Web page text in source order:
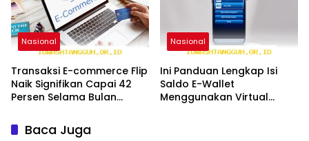
Nasional
Transaksi E-commerce Flip
Naik Signifikan Capai 42
Persen Selama Bulan
Nasional
Ini Panduan Lengkap Isi
Saldo E-Wallet
Menggunakan Virtual
Baca Juga